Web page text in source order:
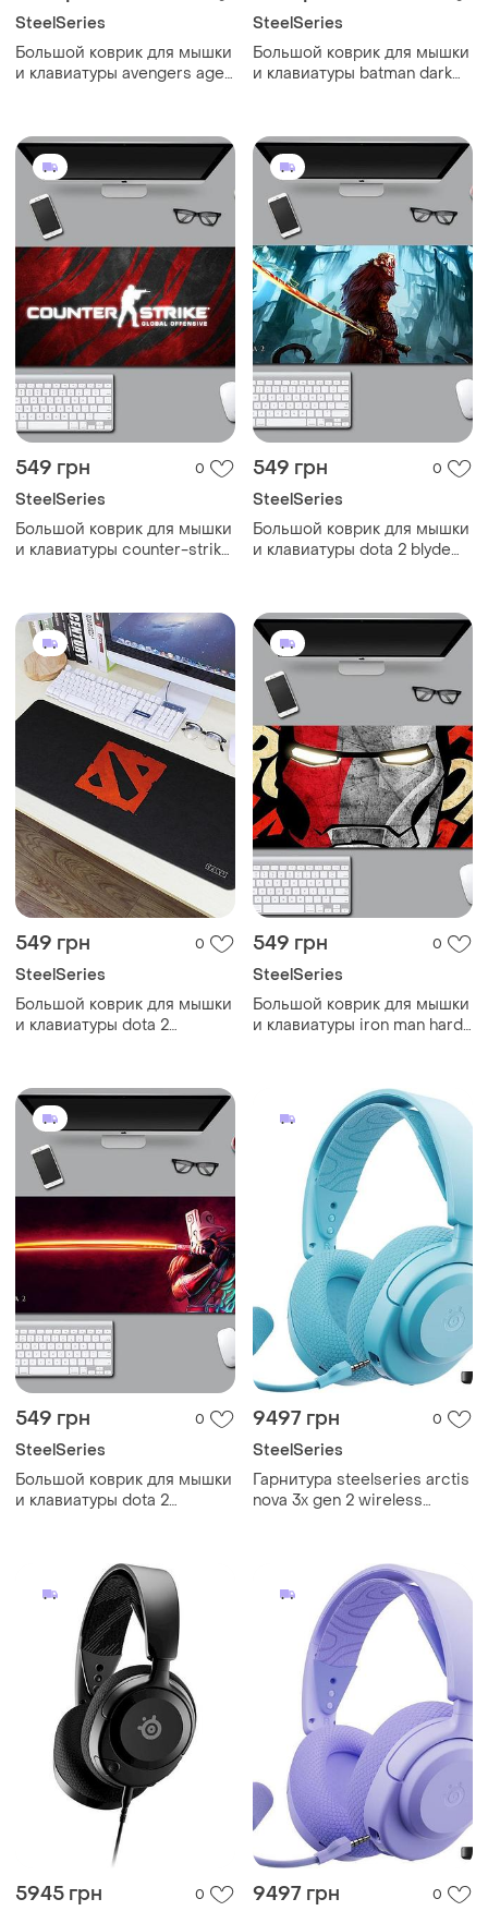
SteelSeries
Большой коврик для мышки
и клавиатуры avengers age
SteelSeries
Большой коврик для мышки
и клавиатуры batman dark
549 грн 0
SteelSeries
Большой коврик для мышки
и клавиатуры counter-strike
549 грн 0
SteelSeries
Большой коврик для мышки
и клавиатуры dota 2 blyde
549 грн 0
SteelSeries
Большой коврик для мышки
и клавиатуры dota 2
549 грн 0
SteelSeries
Большой коврик для мышки
и клавиатуры iron man hard
549 грн 0
SteelSeries
Большой коврик для мышки
и клавиатуры dota 2
9497 грн 0
SteelSeries
Гарнитура steelseries arctis
nova 3x gen 2 wireless
5945 грн 0 9497 грн 0